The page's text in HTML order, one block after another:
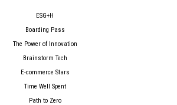
ESG+H
Boarding Pass
The Power of Innovation
Brainstorm Tech
E-commerce Stars
Time Well Spent
Path to Zero